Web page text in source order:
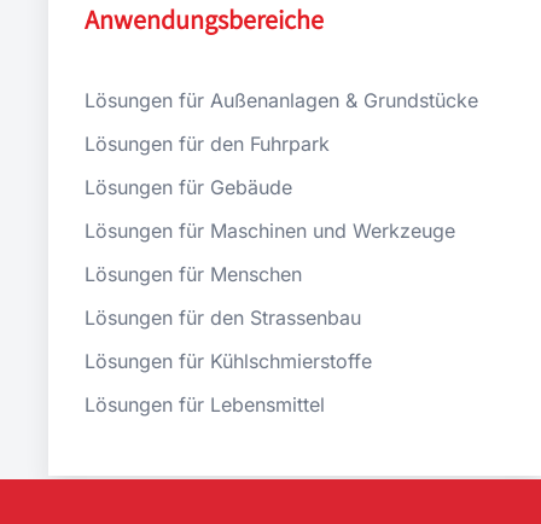
Anwendungsbereiche
Lösungen für Außenanlagen & Grundstücke
Lösungen für den Fuhrpark
Lösungen für Gebäude
Lösungen für Maschinen und Werkzeuge
Lösungen für Menschen
Lösungen für den Strassenbau
Lösungen für Kühlschmierstoffe
Lösungen für Lebensmittel